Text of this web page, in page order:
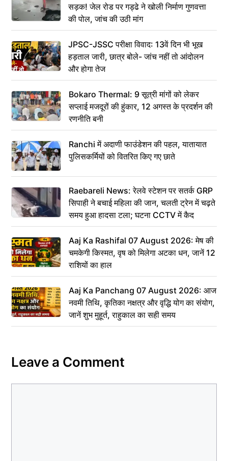
सड़क! जेल रोड पर गड्ढे ने खोली निर्माण गुणवत्ता
की पोल, जांच की उठी मांग
JPSC-JSSC परीक्षा विवाद: 13वें दिन भी भूख
हड़ताल जारी, छात्र बोले- जांच नहीं तो आंदोलन
और होगा तेज
Bokaro Thermal: 9 सूत्री मांगों को लेकर
सप्लाई मजदूरों की हुंकार, 12 अगस्त के प्रदर्शन की
रणनीति बनी
Ranchi में अदाणी फाउंडेशन की पहल, यातायात
पुलिसकर्मियों को वितरित किए गए छाते
Raebareli News: रेलवे स्टेशन पर सतर्क GRP
सिपाही ने बचाई महिला की जान, चलती ट्रेन में चढ़ते
समय हुआ हादसा टला; घटना CCTV में कैद
Aaj Ka Rashifal 07 August 2026: मेष की
चमकेगी किस्मत, वृष को मिलेगा अटका धन, जानें 12
राशियों का हाल
Aaj Ka Panchang 07 August 2026: आज
नवमी तिथि, कृतिका नक्षत्र और वृद्धि योग का संयोग,
जानें शुभ मुहूर्त, राहुकाल का सही समय
Leave a Comment